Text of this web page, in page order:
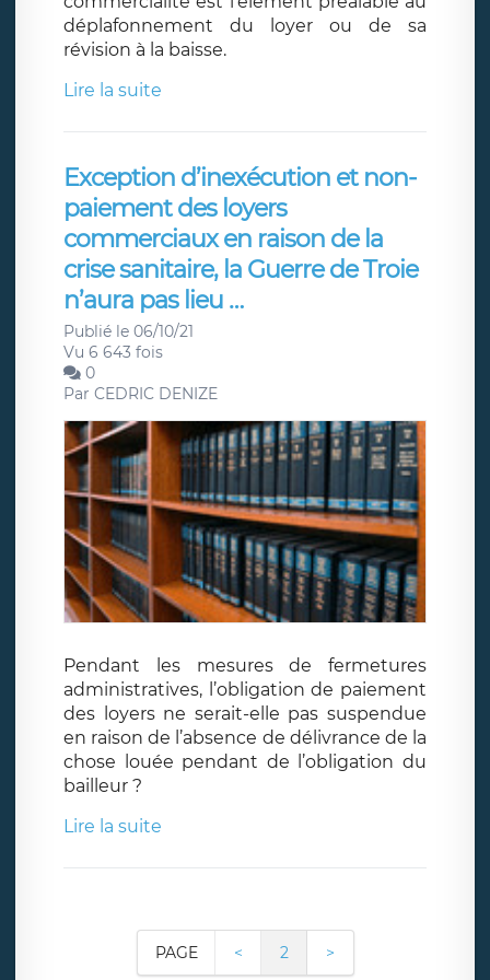
déplafonnement du loyer ou de sa
révision à la baisse.
Lire la suite
Exception d’inexécution et non-
paiement des loyers
commerciaux en raison de la
crise sanitaire, la Guerre de Troie
n’aura pas lieu …
Publié le 06/10/21
Vu 6 643 fois
0
Par CEDRIC DENIZE
Pendant les mesures de fermetures
administratives, l’obligation de paiement
des loyers ne serait-elle pas suspendue
en raison de l’absence de délivrance de la
chose louée pendant de l’obligation du
bailleur ?
Lire la suite
PAGE < 2 >